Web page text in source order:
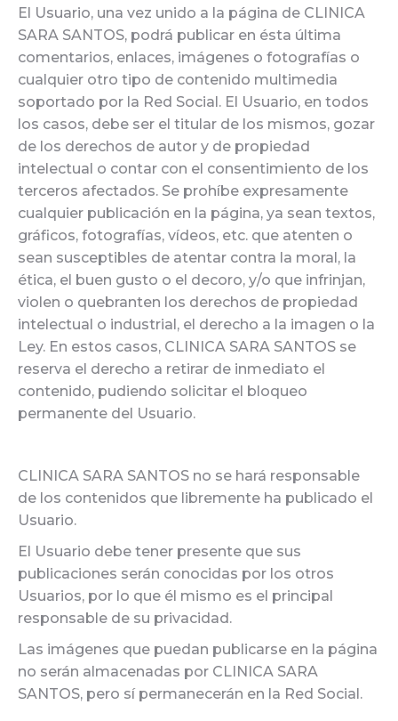
El Usuario, una vez unido a la página de CLINICA
SARA SANTOS, podrá publicar en ésta última
comentarios, enlaces, imágenes o fotografías o
cualquier otro tipo de contenido multimedia
soportado por la Red Social. El Usuario, en todos
los casos, debe ser el titular de los mismos, gozar
de los derechos de autor y de propiedad
intelectual o contar con el consentimiento de los
terceros afectados. Se prohíbe expresamente
cualquier publicación en la página, ya sean textos,
gráficos, fotografías, vídeos, etc. que atenten o
sean susceptibles de atentar contra la moral, la
ética, el buen gusto o el decoro, y/o que infrinjan,
violen o quebranten los derechos de propiedad
intelectual o industrial, el derecho a la imagen o la
Ley. En estos casos, CLINICA SARA SANTOS se
reserva el derecho a retirar de inmediato el
contenido, pudiendo solicitar el bloqueo
permanente del Usuario.
CLINICA SARA SANTOS no se hará responsable
de los contenidos que libremente ha publicado el
Usuario.
El Usuario debe tener presente que sus
publicaciones serán conocidas por los otros
Usuarios, por lo que él mismo es el principal
responsable de su privacidad.
Las imágenes que puedan publicarse en la página
no serán almacenadas por CLINICA SARA
SANTOS, pero sí permanecerán en la Red Social.